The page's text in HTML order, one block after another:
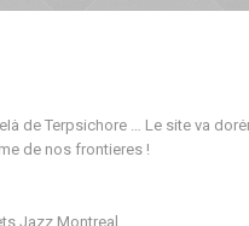
de Terpsichore … Le site va
de nos frontieres !
Jazz Montreal